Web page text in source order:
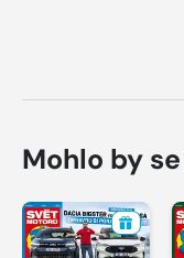
Mohlo by